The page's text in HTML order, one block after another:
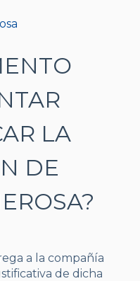
LA
DE
a la compañía
de dicha